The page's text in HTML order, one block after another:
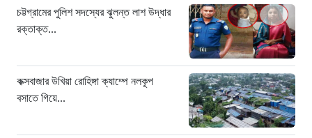
চট্টগ্রামের পুলিশ সদস্যের ঝুলন্ত লাশ উদ্ধার
রক্তাক্ত...
কক্সবাজার উখিয়া রোহিঙ্গা ক্যাম্পে নলকূপ
বসাতে গিয়ে...